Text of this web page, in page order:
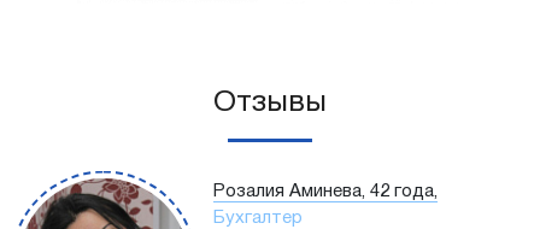
Отзывы
Розалия Аминева, 42 года,
Бухгалтер